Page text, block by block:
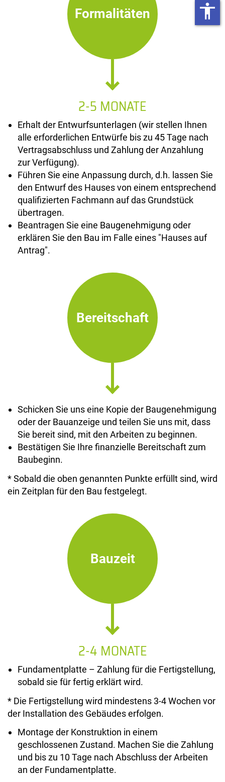
Formalitäten
2-5 MONATE
Erhalt der Entwurfsunterlagen (wir stellen Ihnen
alle erforderlichen Entwürfe bis zu 45 Tage nach
Vertragsabschluss und Zahlung der Anzahlung
zur Verfügung).
Führen Sie eine Anpassung durch, d.h. lassen Sie
den Entwurf des Hauses von einem entsprechend
qualifizierten Fachmann auf das Grundstück
übertragen.
Beantragen Sie eine Baugenehmigung oder
erklären Sie den Bau im Falle eines "Hauses auf
Antrag".
Bereitschaft
Schicken Sie uns eine Kopie der Baugenehmigung
oder der Bauanzeige und teilen Sie uns mit, dass
Sie bereit sind, mit den Arbeiten zu beginnen.
Bestätigen Sie Ihre finanzielle Bereitschaft zum
Baubeginn.
* Sobald die oben genannten Punkte erfüllt sind, wird
ein Zeitplan für den Bau festgelegt.
Bauzeit
2-4 MONATE
Fundamentplatte – Zahlung für die Fertigstellung,
sobald sie für fertig erklärt wird.
* Die Fertigstellung wird mindestens 3-4 Wochen vor
der Installation des Gebäudes erfolgen.
Montage der Konstruktion in einem
geschlossenen Zustand. Machen Sie die Zahlung
und bis zu 10 Tage nach Abschluss der Arbeiten
an der Fundamentplatte.
accessibility